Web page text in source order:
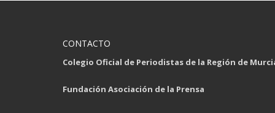
CONTACTO
Colegio Oficial de Periodistas de la Región de
Fundación Asociación de la Prensa